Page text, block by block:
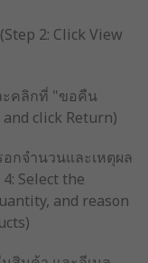
2: Click View
ะคลิกที่ "ขอคืน
click Return)
กจำนวนและเหตุผล
Select the
and reason